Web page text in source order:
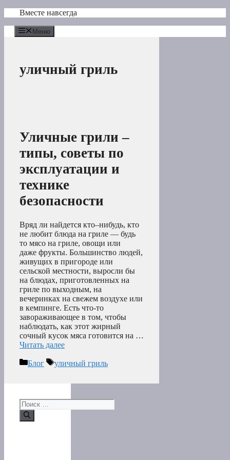
Перейти
содержимому
Вместе навсегда
Меню
уличный гриль
Уличные грили –
типы, советы по
эксплуатации и
технике
безопасности
Вряд ли найдется кто–нибудь, кто
не любит блюда на гриле — будь
то мясо на гриле, овощи или
даже фрукты. Большинство людей,
живущих в пригороде или
сельской местности, выросли бы
на блюдах, приготовленных на
гриле по выходным, на
вечеринках на свежем воздухе или
в кемпинге. Есть что-то
завораживающее в том, чтобы
наблюдать, как этот жирный
сочный кусок мяса готовится на …
Читать далее
Рубрики
Блог Метки
уличный гриль
Поиск: